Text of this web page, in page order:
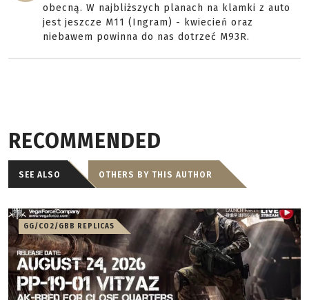
obecną. W najbliższych planach na klamki z auto
jest jeszcze M11 (Ingram) - kwiecień oraz
niebawem powinna do nas dotrzeć M93R.
RECOMMENDED
SEE ALSO OTHERS BY THIS AUTHOR
GG/CO2/GBB REPLICAS